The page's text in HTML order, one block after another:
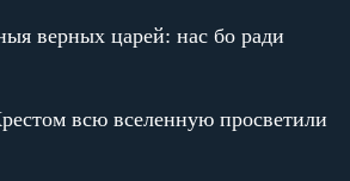
верных царей: нас бо ради
всю вселенную просветили